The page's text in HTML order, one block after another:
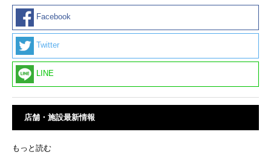
Facebook
Twitter
LINE
店舗・施設最新情報
もっと読む